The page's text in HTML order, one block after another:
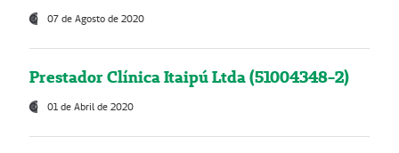
07 de Agosto de 2020
Prestador Clínica Itaipú Ltda (51004348-2)
01 de Abril de 2020